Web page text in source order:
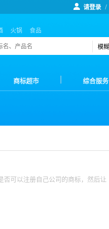
请登录 /
火锅
食品
商标超市 综合服务
可以注册自己公司的商标，然后让